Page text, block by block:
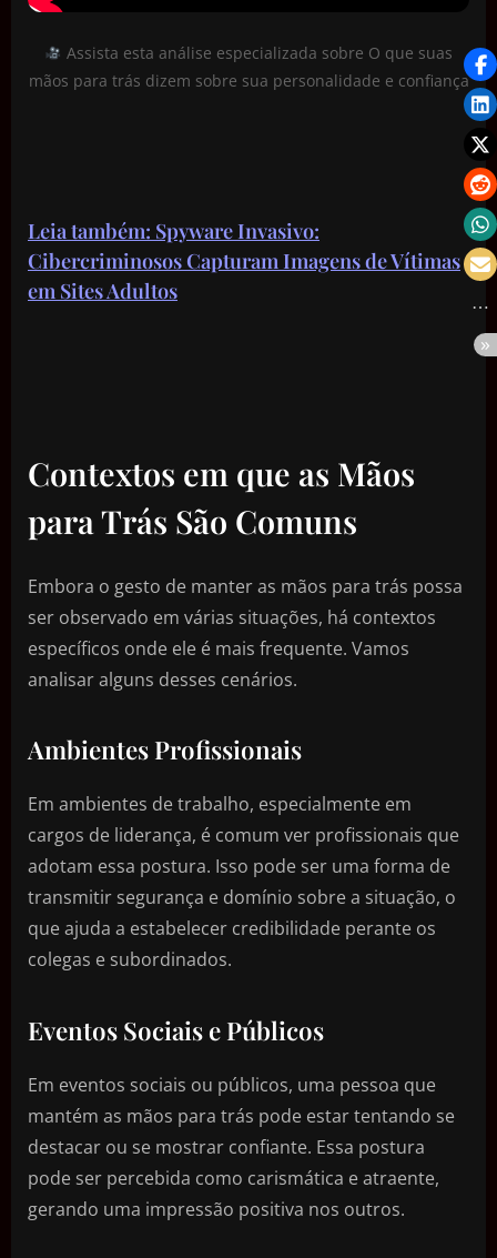
Assista esta análise especializada sobre O que suas
mãos para trás dizem sobre sua personalidade e confiança
Leia também: Spyware Invasivo:
Cibercriminosos Capturam Imagens de Vítimas
em Sites Adultos
Contextos em que as Mãos
para Trás São Comuns
Embora o gesto de manter as mãos para trás possa
ser observado em várias situações, há contextos
específicos onde ele é mais frequente. Vamos
analisar alguns desses cenários.
Ambientes Profissionais
Em ambientes de trabalho, especialmente em
cargos de liderança, é comum ver profissionais que
adotam essa postura. Isso pode ser uma forma de
transmitir segurança e domínio sobre a situação, o
que ajuda a estabelecer credibilidade perante os
colegas e subordinados.
Eventos Sociais e Públicos
Em eventos sociais ou públicos, uma pessoa que
mantém as mãos para trás pode estar tentando se
destacar ou se mostrar confiante. Essa postura
pode ser percebida como carismática e atraente,
gerando uma impressão positiva nos outros.